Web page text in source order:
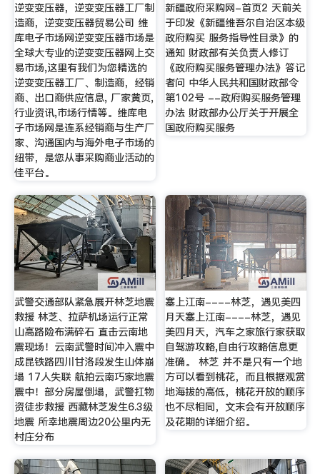
逆变变压器，逆变变压器工厂制
造商，逆变变压器贸易公司 维
库电子市场网逆变变压器市场是
全球大专业的逆变变压器网上交
易市场,这里有我们为您精选的
逆变变压器工厂、制造商，经销
商、出口商供应信息, 厂家黄页,
行业资讯,市场行情等。维库电
子市场网是连系经销商与生产厂
家、沟通国内与海外电子市场的
纽带，是您从事采购商业活动的
佳平台。
新疆政府采购网-首页2 天前关
于印发《新疆维吾尔自治区本级
政府购买 服务指导性目录》的
通知 财政部有关负责人修订
《政府购买服务管理办法》答记
者问 中华人民共和国财政部令
第102号 --政府购买服务管理
办法 财政部办公厅关于开展全
国政府购买服务
武警交通部队紧急展开林芝地震
救援 林芝、拉萨机场运行正常
山高路险布满碎石 直击云南地
震现场！云南武警时间冲入震中
成昆铁路四川甘洛段发生山体崩
塌 17人失联 航拍云南巧家地震
震中！部分房屋倒塌，武警扛物
资徒步救援 西藏林芝发生6.3级
地震 所幸地震周边20公里内无
村庄分布
塞上江南----林芝，遇见美四
月天塞上江南----林芝，遇见
美四月天，汽车之家旅行家获取
自驾游攻略,自由行攻略信息更
准确。 林芝 并不是只有一个地
方可以看到桃花，而且根据观赏
地海拔的高低，桃花开放的顺序
也不尽相同，文末会有开放顺序
及花期的详细介绍。